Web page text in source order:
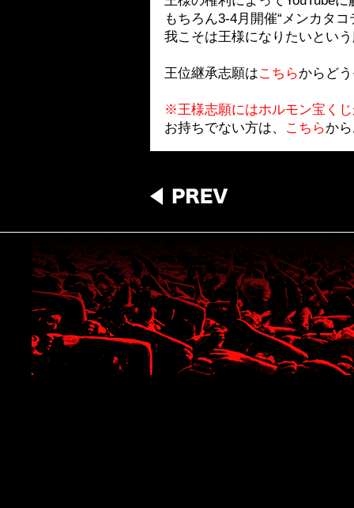
もちろん3-4月開催“メンカタ
我こそは王様になりたいとい
王位継承志願はこちらからど
※王様志願にはホルモン宝く
お持ちでない方は、
こちらか